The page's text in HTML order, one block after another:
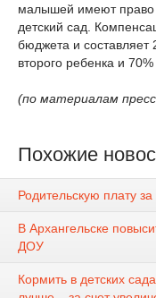
малышей имеют право
детский сад.
бюджета и составляет
второго ребенка и
(по материалам
Похожие
Родительскую плату
В Архангельске
ДОУ
Кормить в детских